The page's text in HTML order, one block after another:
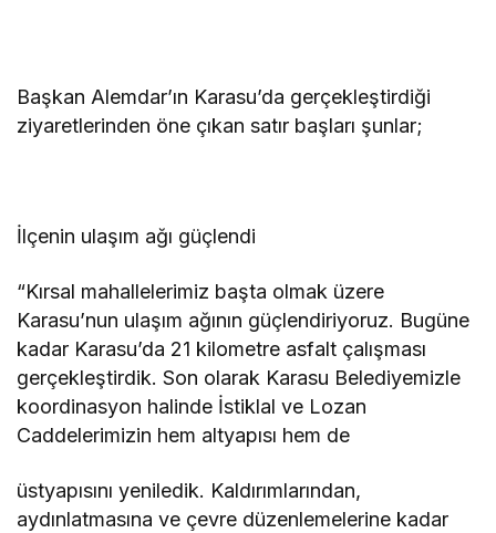
Başkan Alemdar’ın Karasu’da gerçekleştirdiği
ziyaretlerinden öne çıkan satır başları şunlar;
İlçenin ulaşım ağı güçlendi
“Kırsal mahallelerimiz başta olmak üzere
Karasu’nun ulaşım ağının güçlendiriyoruz. Bugüne
kadar Karasu’da 21 kilometre asfalt çalışması
gerçekleştirdik. Son olarak Karasu Belediyemizle
koordinasyon halinde İstiklal ve Lozan
Caddelerimizin hem altyapısı hem de
üstyapısını yeniledik. Kaldırımlarından,
aydınlatmasına ve çevre düzenlemelerine kadar